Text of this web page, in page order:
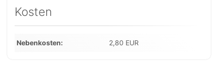
Kosten
Nebenkosten 2,80 EUR